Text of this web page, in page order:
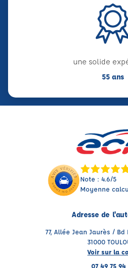
une solide
55 ans
Note : 4.6/5
Moyenne
Adresse de
77, Allée Jean Jaurès / Bd
31000
Voir sur la
07 49 75 94